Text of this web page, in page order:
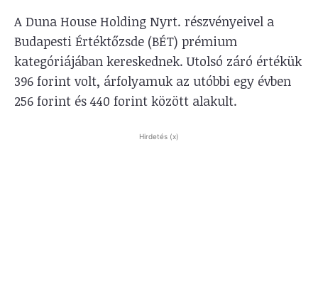
A Duna House Holding Nyrt. részvényeivel a
Budapesti Értéktőzsde (BÉT) prémium
kategóriájában kereskednek. Utolsó záró értékük
396 forint volt, árfolyamuk az utóbbi egy évben
256 forint és 440 forint között alakult.
Hirdetés (x)